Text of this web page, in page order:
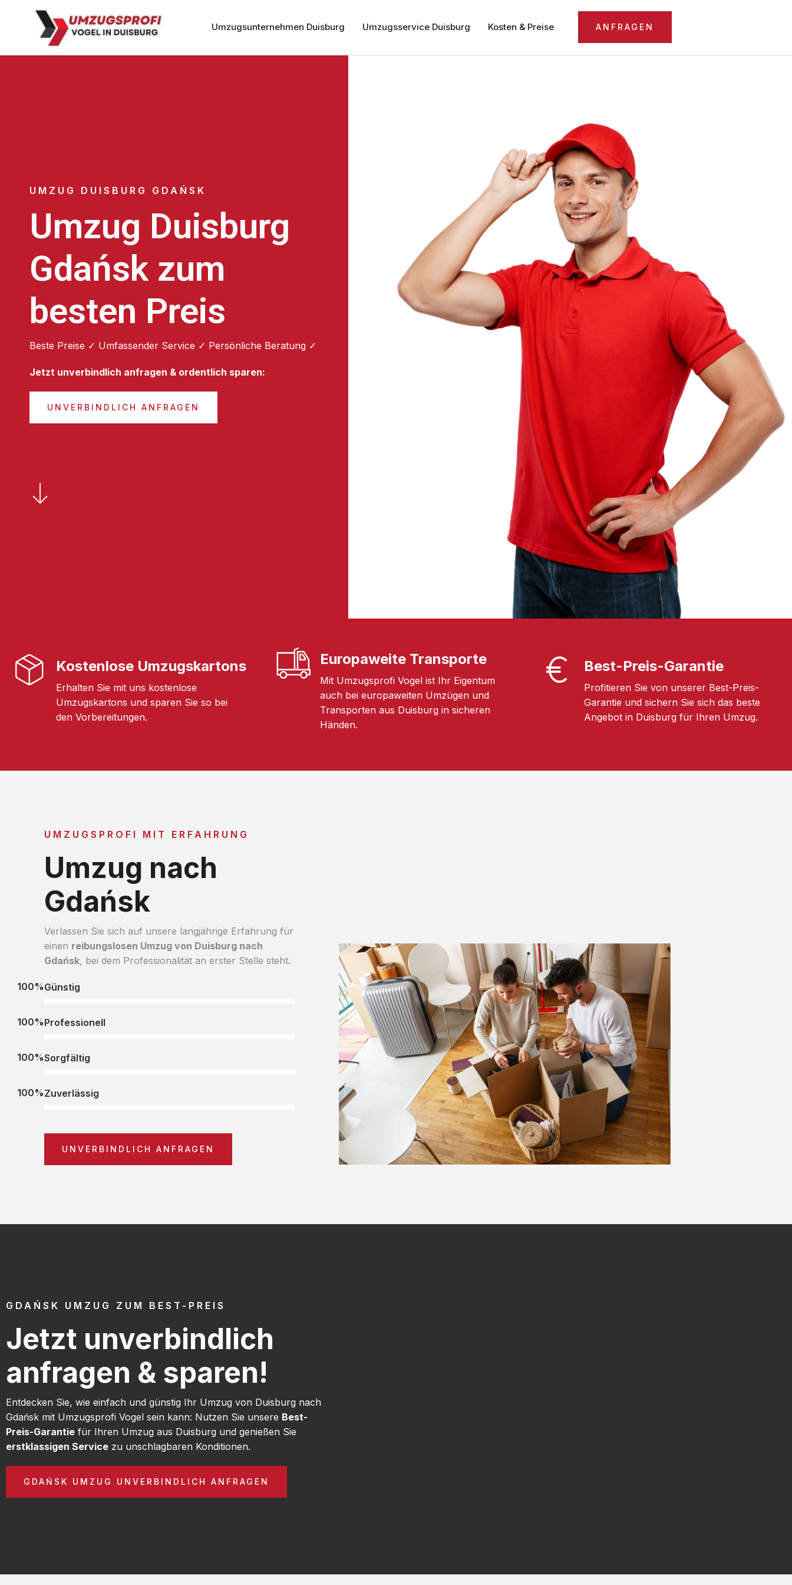
Umzugsunternehmen Duisburg Umzugsservice Duisburg Kosten & Preise ANFRAGEN
UMZUG DUISBURG GDAŃSK
Umzug Duisburg
Gdańsk zum
besten Preis
Beste Preise ✓ Umfassender Service ✓ Persönliche Beratung ✓
Jetzt unverbindlich anfragen & ordentlich sparen:
UNVERBINDLICH ANFRAGEN
Kostenlose Umzugskartons
Erhalten Sie mit uns kostenlose
Umzugskartons und sparen Sie so bei
den Vorbereitungen.
Europaweite Transporte
Mit Umzugsprofi Vogel ist Ihr Eigentum
auch bei europaweiten Umzügen und
Transporten aus Duisburg in sicheren
Händen.
Best-Preis-Garantie
Profitieren Sie von unserer Best-Preis-
Garantie und sichern Sie sich das beste
Angebot in Duisburg für Ihren Umzug.
UMZUGSPROFI MIT ERFAHRUNG
Umzug nach
Gdańsk
Verlassen Sie sich auf unsere langjährige Erfahrung für
einen reibungslosen Umzug von Duisburg nach
Gdańsk, bei dem Professionalität an erster Stelle steht.
Günstig
100%
Professionell
100%
Sorgfältig
100%
Zuverlässig
100%
UNVERBINDLICH ANFRAGEN
GDAŃSK UMZUG ZUM BEST-PREIS
Jetzt unverbindlich
anfragen & sparen!
Entdecken Sie, wie einfach und günstig Ihr Umzug von Duisburg nach
Gdańsk mit Umzugsprofi Vogel sein kann: Nutzen Sie unsere Best-
Preis-Garantie für Ihren Umzug aus Duisburg und genießen Sie
erstklassigen Service zu unschlagbaren Konditionen.
GDAŃSK UMZUG UNVERBINDLICH ANFRAGEN